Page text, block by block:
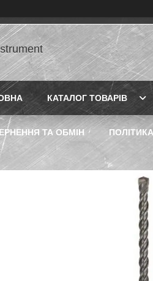
КАТАЛОГ ТОВАРІВ
ТА ОБМІН